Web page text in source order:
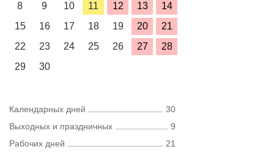
8
9 10 11 12 13
14
15
16 17 18 19 20
21
22
23 24 25 26 27
28
29
30
Календарных дней
30
Выходных и праздничных
9
Рабочих дней
21